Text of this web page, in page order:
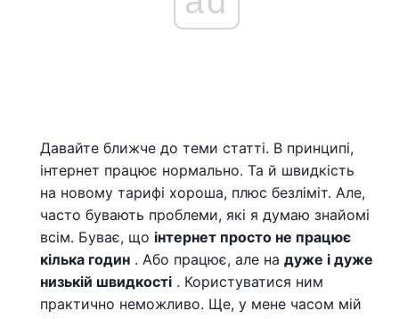
Давайте ближче до теми статті. В принципі,
інтернет працює нормально. Та й швидкість
на новому тарифі хороша, плюс безліміт. Але,
часто бувають проблеми, які я думаю знайомі
всім. Буває, що інтернет просто не працює
кілька годин . Або працює, але на дуже і дуже
низькій швидкості . Користуватися ним
практично неможливо. Ще, у мене часом мій